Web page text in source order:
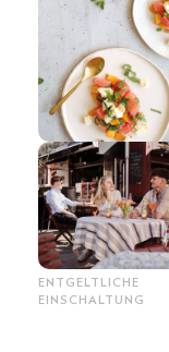
ENTGELTLICHE
EINSCHALTUNG